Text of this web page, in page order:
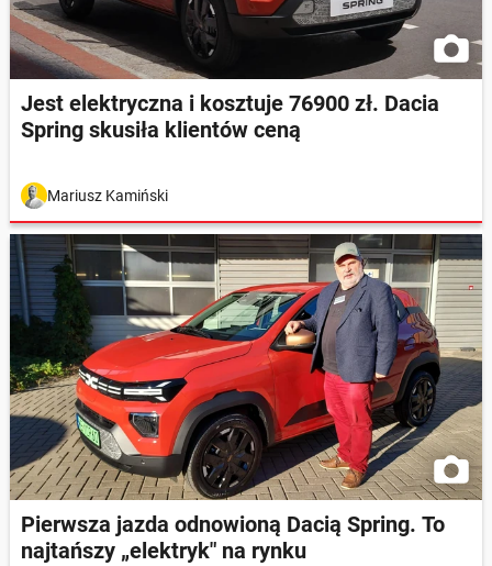
Jest elektryczna i kosztuje 76900 zł. Dacia
Spring skusiła klientów ceną
Mariusz Kamiński
Pierwsza jazda odnowioną Dacią Spring. To
najtańszy „elektryk" na rynku